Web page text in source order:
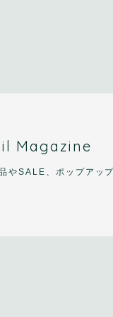
Magazine
やSALE、ポップアッ